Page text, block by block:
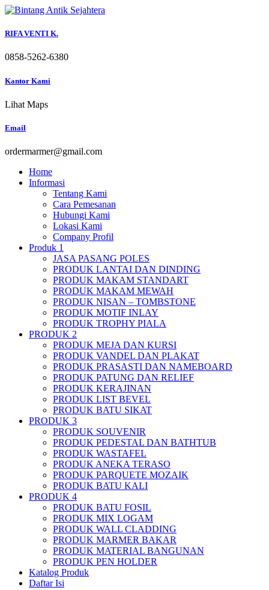
Skip
content
RIFA VENTI K.
0858-5262-6380
Kantor Kami
Lihat Maps
Email
ordermarmer@gmail.com
Home
Informasi
Tentang Kami
Cara Pemesanan
Hubungi Kami
Lokasi Kami
Company Profil
Produk 1
JASA PASANG POLES
PRODUK LANTAI DAN DINDING
PRODUK MAKAM STANDART
PRODUK MAKAM MEWAH
PRODUK NISAN – TOMBSTONE
PRODUK MOTIF INLAY
PRODUK TROPHY PIALA
PRODUK 2
PRODUK MEJA DAN KURSI
PRODUK VANDEL DAN PLAKAT
PRODUK PRASASTI DAN NAMEBOARD
PRODUK PATUNG DAN RELIEF
PRODUK KERAJINAN
PRODUK LIST BEVEL
PRODUK BATU SIKAT
PRODUK 3
PRODUK SOUVENIR
PRODUK PEDESTAL DAN BATHTUB
PRODUK WASTAFEL
PRODUK ANEKA TERASO
PRODUK PARQUETE MOZAIK
PRODUK BATU KALI
PRODUK 4
PRODUK BATU FOSIL
PRODUK MIX LOGAM
PRODUK WALL CLADDING
PRODUK MARMER BAKAR
PRODUK MATERIAL BANGUNAN
PRODUK PEN HOLDER
Katalog Produk
Daftar Isi